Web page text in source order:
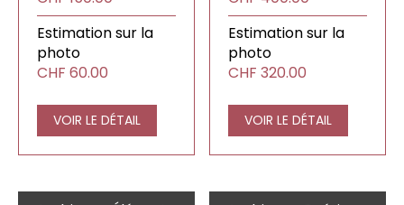
de
prix :
Estimation sur la
photo
CHF 60.00
VOIR LE DÉTAIL
de
prix :
Estimation sur la
photo
CHF 320.00
VOIR LE DÉTAIL